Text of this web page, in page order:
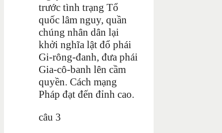
trước tình trạng Tổ
quốc lâm nguy, quần
chúng nhân dân lại
khởi nghĩa lật đổ phái
Gi-rông-đanh, đưa phái
Gia-cô-banh lên cầm
quyền. Cách mạng
Pháp đạt đến đỉnh cao.
câu 3